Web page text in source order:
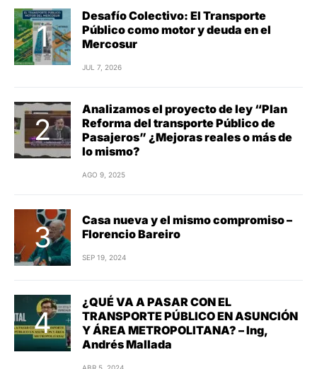
Reforma del transporte Público de
Pasajeros” ¿Mejoras reales o más de
lo mismo?
Casa nueva y el mismo compromiso –
Florencio Bareiro
SEP 19, 2024
Y ÁREA METROPOLITANA? – Ing,
Andrés Mallada
8º Foro Mundial de Ciudades y
Plataformas Logísticas
JUL 31, 2023